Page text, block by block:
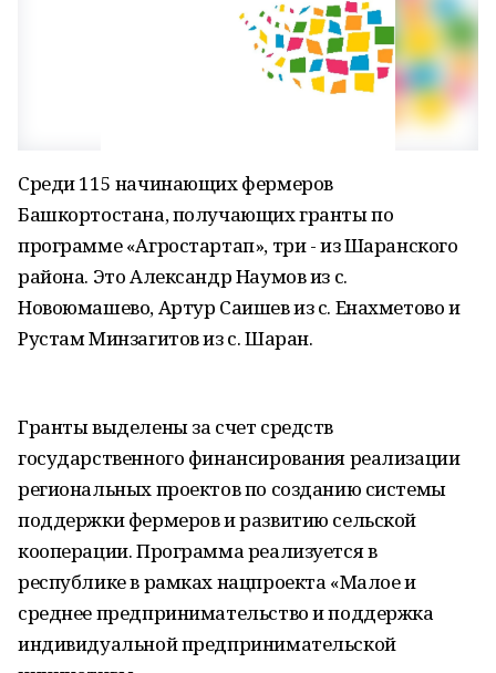
Среди 115 начинающих фермеров
Башкортостана, получающих гранты по
программе «Агростартап», три - из Шаранского
района. Это Александр Наумов из с.
Новоюмашево, Артур Саишев из с. Енахметово и
Рустам Минзагитов из с. Шаран.
Гранты выделены за счет средств
государственного финансирования реализации
региональных проектов по созданию системы
поддержки фермеров и развитию сельской
кооперации. Программа реализуется в
республике в рамках нацпроекта «Малое и
среднее предпринимательство и поддержка
индивидуальной предпринимательской